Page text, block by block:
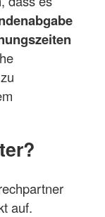
auf.